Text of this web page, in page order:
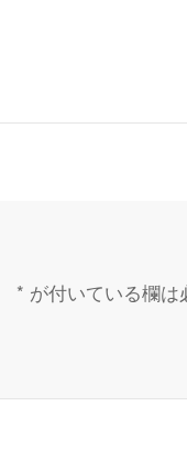
* が付いている欄は